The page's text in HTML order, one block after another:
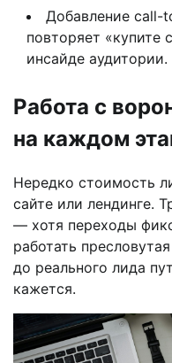
Добавление call-
повторяет «купите
инсайде аудитории.
Работа с
на каждом
Нередко стоимость
сайте или лендинге.
— хотя переходы
работать
до реального лида
кажется.